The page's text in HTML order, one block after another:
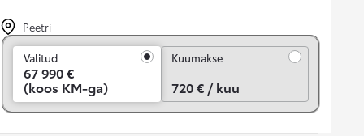
Peetri
Valitud
67 990 €
(koos KM-ga)
Kuumakse
720 € / kuu